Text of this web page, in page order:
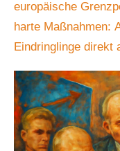
europäische
harte Maßnahmen:
Eindringlinge direkt